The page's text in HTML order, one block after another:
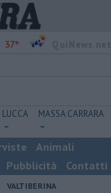
37°
LUCCA MASSA CARRARA
Animali
Pubblicità
Contatti
VALTIBERINA